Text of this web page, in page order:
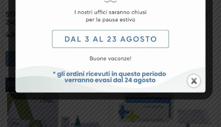
STRISCE DI CONTROLLO Per
24022
4,92
STRISCE Per Lactate Scout+ E
Lactate Scout 4 Conf. 25 Pz.
94,09 €
conf. 25 pz. conf. 10 pz.